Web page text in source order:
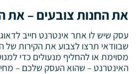
את החנות צובעים – את
עסק שיש לו אתר אינטרנט חייב לדאוג
שבוודאי תרצו לצבוע את הקירות של
מסוימת או להחליף מנעולים כדי
האינטרנט – שהוא העסק שלכם –